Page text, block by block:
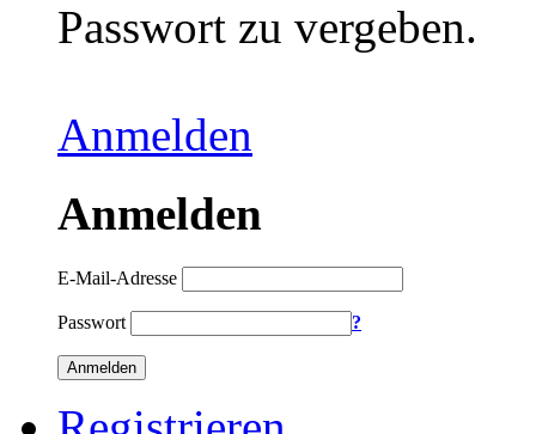
Passwort zu vergeben.
Anmelden
Anmelden
E-Mail-Adresse
Passwort ?
Anmelden